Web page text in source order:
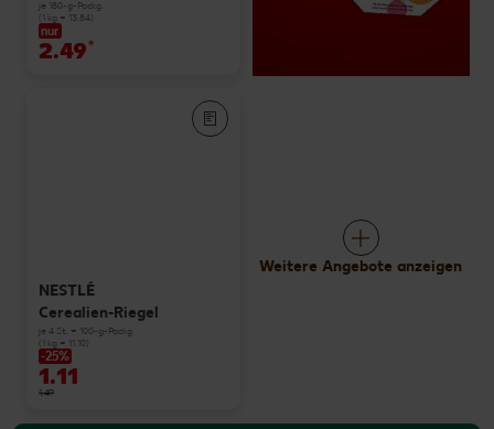
je 180-g-Packg.
(1 kg = 13.84)
nur
2.49*
NESTLÉ
Cerealien-Riegel
je 4 St. = 100-g-Packg.
(1 kg = 11.10)
-25%
1.11
1.49
Weitere Angebote anzeigen